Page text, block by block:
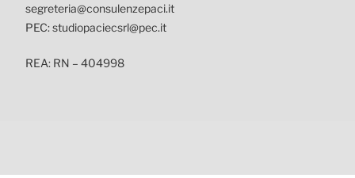
segreteria@consulenzepaci.it
PEC: studiopaciecsrl@pec.it
REA: RN – 404998